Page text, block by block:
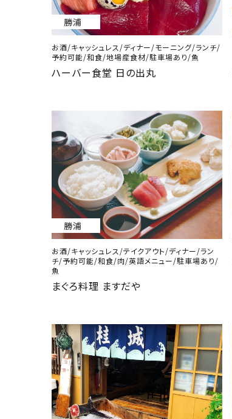
勝浦
お酒/キャッシュレス/ディナー/モーニング/ランチ/
予約可能/和食/地場産食材/駐車場あり/魚
ハーバー食堂 日の出丸
勝浦
お酒/キャッシュレス/テイクアウト/ディナー/ラン
チ/予約可能/和食/肉/英語メニュー/駐車場あり/
魚
まぐろ料理 ますだや